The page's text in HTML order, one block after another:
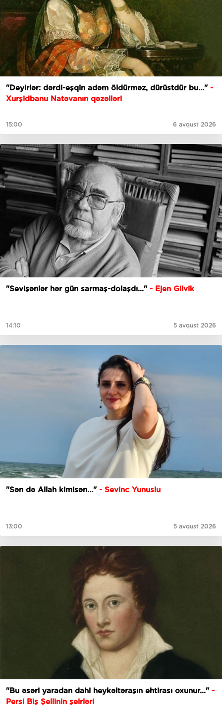
"Deyirlər: dərdi-eşqin adəm öldürməz, dürüstdür bu..." -
Xurşidbanu Natəvanın qəzəlləri
15:00 6 avqust 2026
"Sevişənlər hər gün sarmaş-dolaşdı..." - Ejen Gilvik
14:10 5 avqust 2026
"Sən də Allah kimisən..." - Sevinc Yunuslu
13:00 5 avqust 2026
"Bu əsəri yaradan dahi heykəltəraşın ehtirası oxunur..." -
Persi Biş Şellinin şeirləri